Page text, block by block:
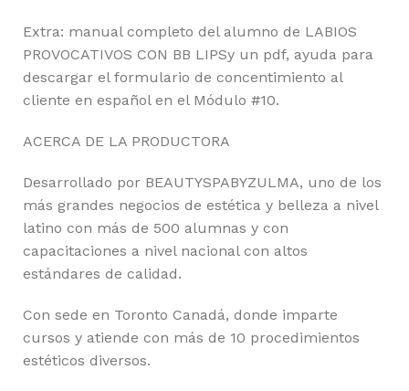
Extra: manual completo del alumno de LABIOS
PROVOCATIVOS CON BB LIPSy un pdf, ayuda para
descargar el formulario de concentimiento al
cliente en español en el Módulo #10.
ACERCA DE LA PRODUCTORA
Desarrollado por BEAUTYSPABYZULMA, uno de los
más grandes negocios de estética y belleza a nivel
latino con más de 500 alumnas y con
capacitaciones a nivel nacional con altos
estándares de calidad.
Con sede en Toronto Canadá, donde imparte
cursos y atiende con más de 10 procedimientos
estéticos diversos.